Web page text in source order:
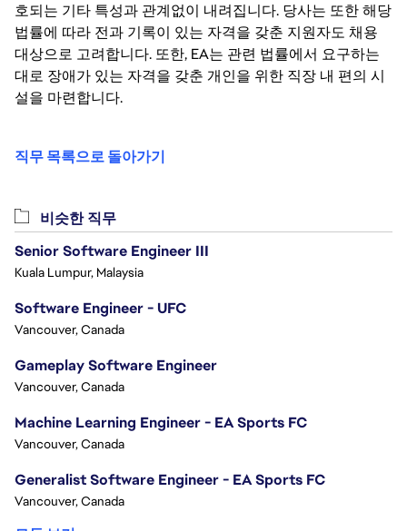
호되는 기타 특성과 관계없이 내려집니다. 당사는 또한 해당
법률에 따라 전과 기록이 있는 자격을 갖춘 지원자도 채용
대상으로 고려합니다. 또한, EA는 관련 법률에서 요구하는
대로 장애가 있는 자격을 갖춘 개인을 위한 직장 내 편의 시
설을 마련합니다.
직무 목록으로 돌아가기
비슷한 직무
Senior Software Engineer III
Kuala Lumpur, Malaysia
Software Engineer - UFC
Vancouver, Canada
Gameplay Software Engineer
Vancouver, Canada
Machine Learning Engineer - EA Sports FC
Vancouver, Canada
Generalist Software Engineer - EA Sports FC
Vancouver, Canada